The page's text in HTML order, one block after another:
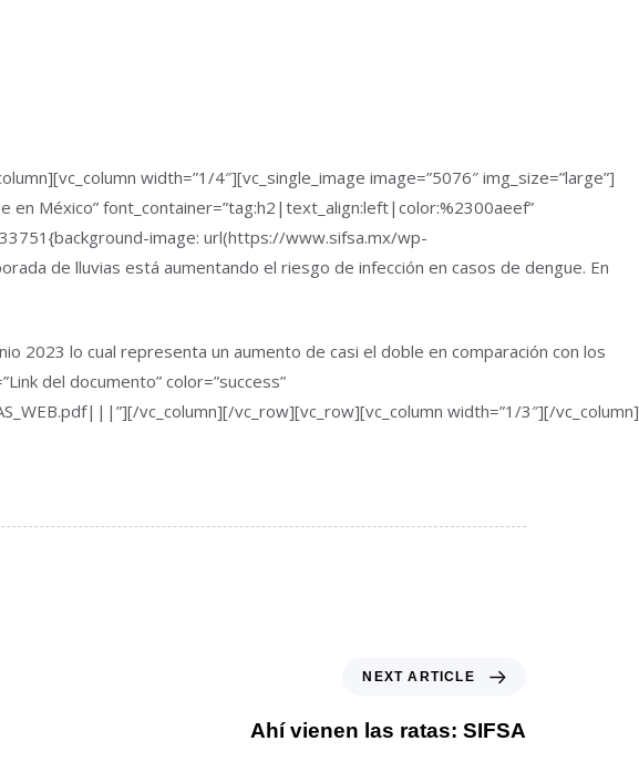
width=”1/4″][vc_single_image image=”5076″ img_size=”large”]
en México” font_container=”tag:h2|text_align:left|color:%2300aeef”
image: url(https://www.sifsa.mx/wp-
de lluvias está aumentando el riesgo de infección en casos de dengue. En
2023 lo cual representa un aumento de casi el doble en comparación con los
del documento” color=”success”
vc_column][/vc_row][vc_row][vc_column width=”1/3″][/vc_column]
NEXT ARTICLE
Ahí vienen las ratas: SIFSA